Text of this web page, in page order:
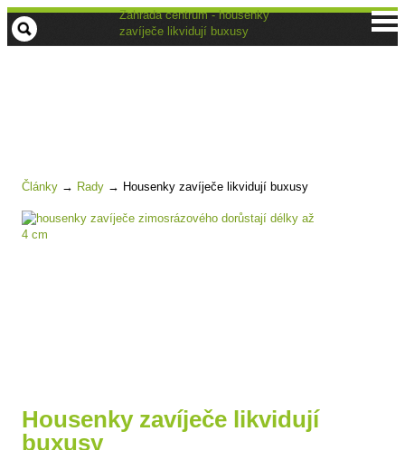
Zahrada centrum - housenky
zavíječe likvidují buxusy
Články → Rady → Housenky zavíječe likvidují buxusy
Housenky zavíječe likvidují
buxusy